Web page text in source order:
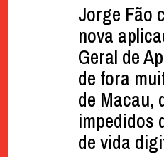
Jorge Fão
nova
Geral de
de fora
de Macau,
impedidos
de vida